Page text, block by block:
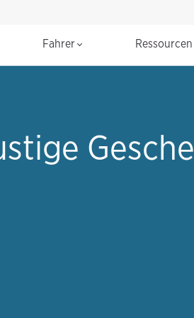
Fahrer